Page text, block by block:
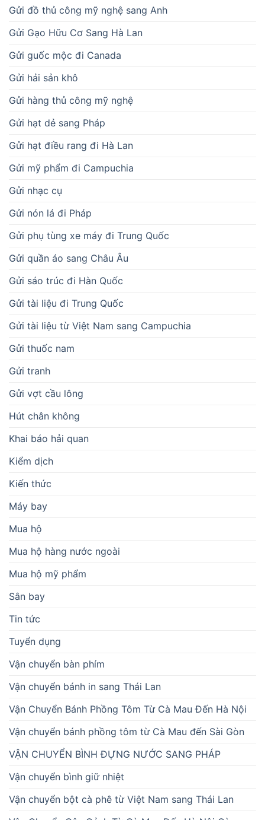
Gửi đồ thủ công mỹ nghệ sang Anh
Gửi Gạo Hữu Cơ Sang Hà Lan
Gửi guốc mộc đi Canada
Gửi hải sản khô
Gửi hàng thủ công mỹ nghệ
Gửi hạt dẻ sang Pháp
Gửi hạt điều rang đi Hà Lan
Gửi mỹ phẩm đi Campuchia
Gửi nhạc cụ
Gửi nón lá đi Pháp
Gửi phụ tùng xe máy đi Trung Quốc
Gửi quần áo sang Châu Âu
Gửi sáo trúc đi Hàn Quốc
Gửi tài liệu đi Trung Quốc
Gửi tài liệu từ Việt Nam sang Campuchia
Gửi thuốc nam
Gửi tranh
Gửi vợt cầu lông
Hút chân không
Khai báo hải quan
Kiểm dịch
Kiến thức
Máy bay
Mua hộ
Mua hộ hàng nước ngoài
Mua hộ mỹ phẩm
Sân bay
Tin tức
Tuyển dụng
Vận chuyển bàn phím
Vận chuyển bánh in sang Thái Lan
Vận Chuyển Bánh Phồng Tôm Từ Cà Mau Đến Hà Nội
Vận chuyển bánh phồng tôm từ Cà Mau đến Sài Gòn
VẬN CHUYỂN BÌNH ĐỰNG NƯỚC SANG PHÁP
Vận chuyển bình giữ nhiệt
Vận chuyển bột cà phê từ Việt Nam sang Thái Lan